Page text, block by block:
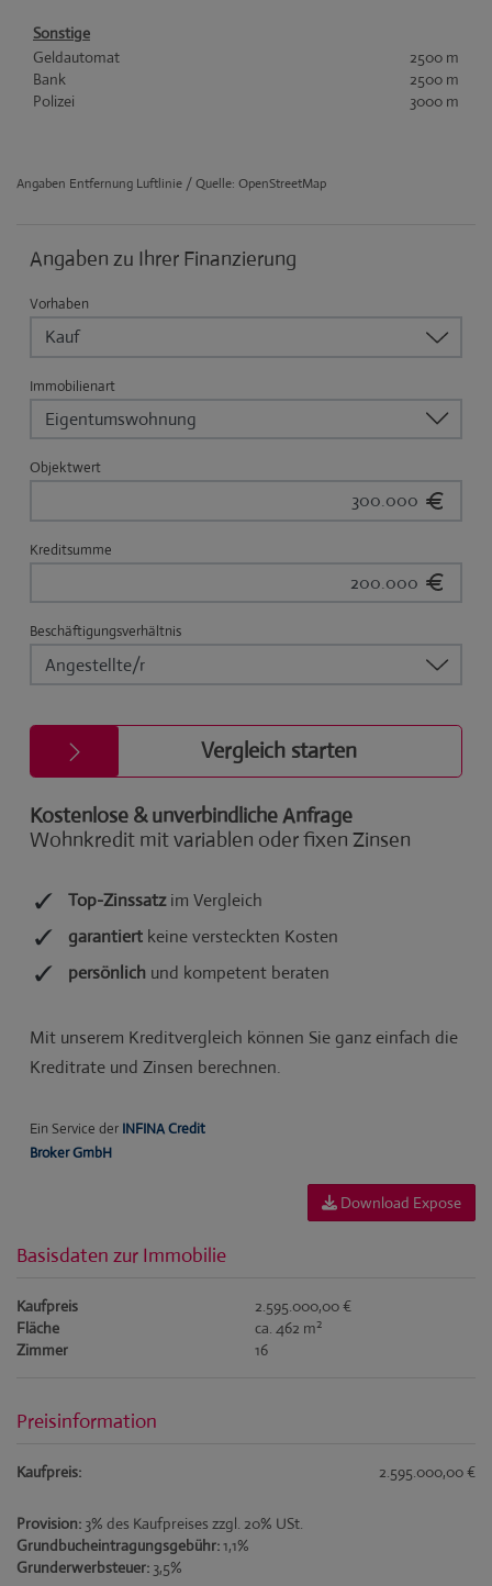
Sonstige
Geldautomat
2500 m
Bank
2500 m
Polizei
3000 m
Angaben Entfernung Luftlinie / Quelle: OpenStreetMap
Download Expose
Basisdaten zur Immobilie
Kaufpreis
2.595.000,00 €
Fläche
ca. 462 m2
Zimmer 16
Preisinformation
Kaufpreis: 2.595.000,00 €
Provision: 3% des Kaufpreises zzgl. 20% USt.
Grundbucheintragungsgebühr:1,1%
Grunderwerbsteuer: 3,5%